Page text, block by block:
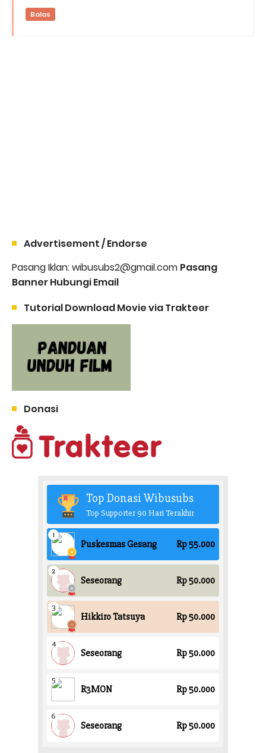
Balas
Advertisement / Endorse
Pasang Iklan: wibusubs2@gmail.com Pasang
Banner Hubungi Email
Tutorial Download Movie via Trakteer
Donasi